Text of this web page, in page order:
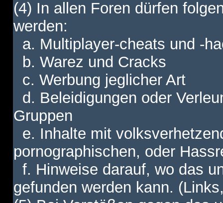
(4) In allen Foren dürfen
werden:
a. Multiplayer-cheats und -
b. Warez und Cracks
c. Werbung jeglicher Art
d. Beleidigungen oder
Gruppen
e. Inhalte mit
pornographischen, oder
f. Hinweise darauf, wo das
gefunden werden kann.